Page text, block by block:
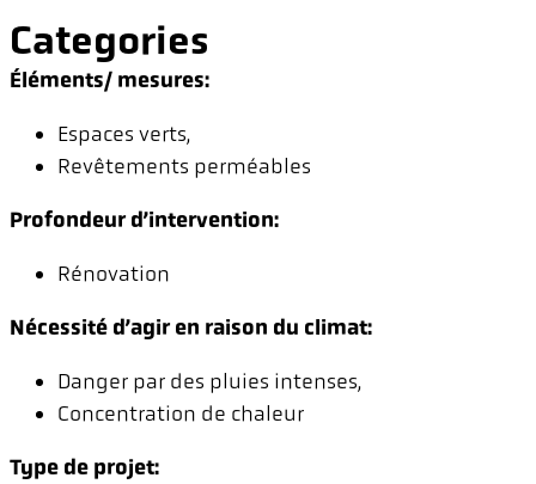
Categories
Éléments/ mesures:
Espaces verts,
Revêtements perméables
Profondeur d’intervention:
Rénovation
Nécessité d’agir en raison du climat:
Danger par des pluies intenses,
Concentration de chaleur
Type de projet: